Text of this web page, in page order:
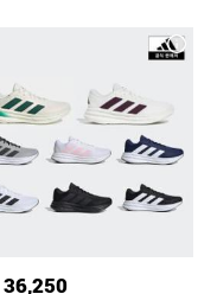
36,250